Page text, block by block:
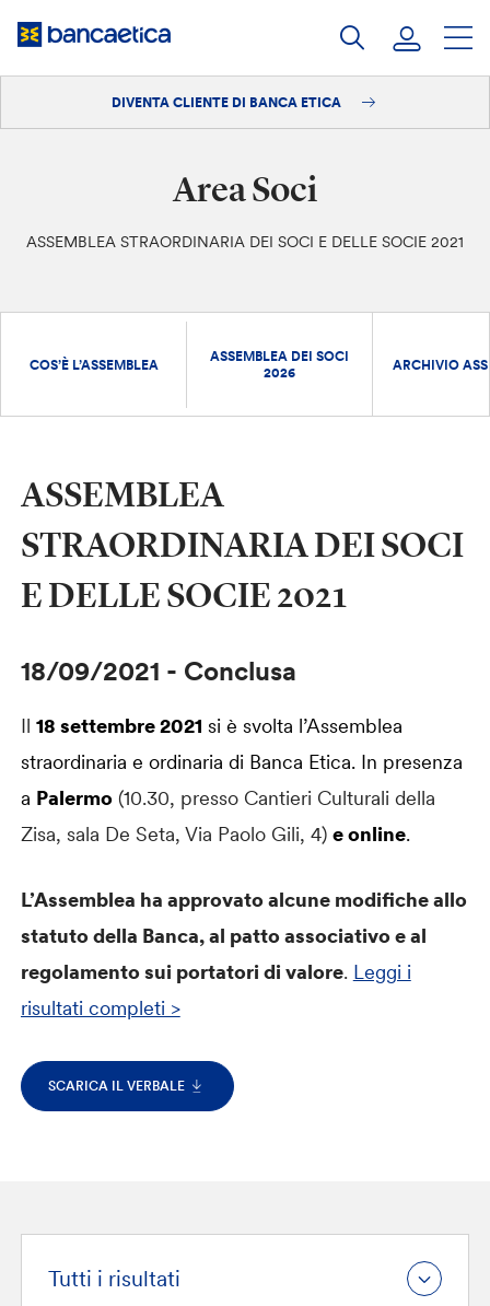
DIVENTA CLIENTE DI BANCA ETICA
Area Soci
ASSEMBLEA STRAORDINARIA DEI SOCI E DELLE SOCIE 2021
COS’È L’ASSEMBLEA
ASSEMBLEA DEI SOCI
2026
ARCHIVIO
ASSEMBLEA
STRAORDINARIA DEI SOCI
E DELLE SOCIE 2021
18/09/2021 - Conclusa
Il 18 settembre 2021 si è svolta l’Assemblea
straordinaria e ordinaria di Banca Etica. In presenza
a Palermo (10.30, presso Cantieri Culturali della
Zisa, sala De Seta, Via Paolo Gili, 4) e online.
L’Assemblea ha approvato alcune modifiche allo
statuto della Banca, al patto associativo e al
regolamento sui portatori di valore. Leggi i
risultati completi >
SCARICA IL VERBALE
Tutti i risultati